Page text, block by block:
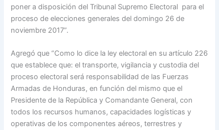
poner a disposición del Tribunal Supremo Electoral para el
proceso de elecciones generales del domingo 26 de
noviembre 2017”.
Agregó que “Como lo dice la ley electoral en su artículo 226
que establece que: el transporte, vigilancia y custodia del
proceso electoral será responsabilidad de las Fuerzas
Armadas de Honduras, en función del mismo que el
Presidente de la República y Comandante General, con
todos los recursos humanos, capacidades logísticas y
operativas de los componentes aéreos, terrestres y